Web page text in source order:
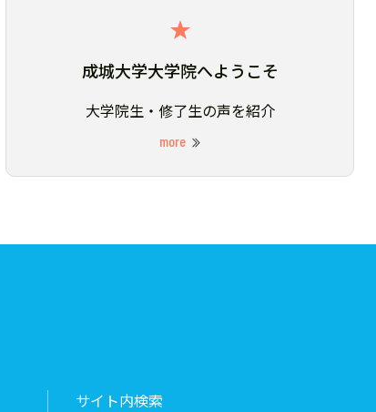
成城大学大学院へようこそ
大学院生・修了生の声を紹介
more
サイト内検索